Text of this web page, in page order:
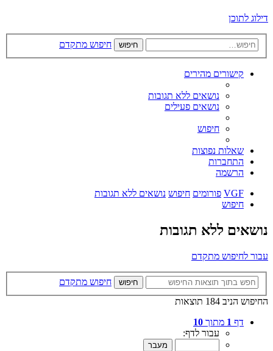
דילוג לתוכן
חיפוש חיפוש מתקדם
קישורים מהירים
נושאים ללא תגובות
נושאים פעילים
חיפוש
שאלות נפוצות
התחברות
הרשמה
VGF פורומים חיפוש נושאים ללא תגובות
חיפוש
נושאים ללא תגובות
עבור לחיפוש מתקדם
חיפוש
חיפוש מתקדם
החיפוש הניב 184 תוצאות
דף 1 מתוך 10
עבור לדף: